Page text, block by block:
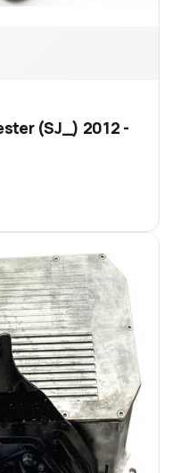
(SJ_) 2012 -